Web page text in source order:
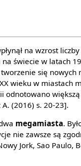
na wzrost
świecie w latach
się
wieku w miastach
(2016) s. 20-23].
megamiasta.
nie zawsze są
Jork, Sao Paulo,